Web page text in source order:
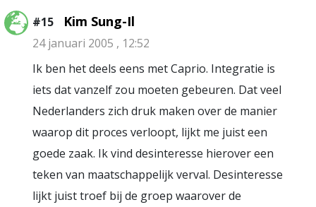
#15 Kim Sung-Il
24 januari 2005 , 12:52
Ik ben het deels eens met Caprio. Integratie is
iets dat vanzelf zou moeten gebeuren. Dat veel
Nederlanders zich druk maken over de manier
waarop dit proces verloopt, lijkt me juist een
goede zaak. Ik vind desinteresse hierover een
teken van maatschappelijk verval. Desinteresse
lijkt juist troef bij de groep waarover de